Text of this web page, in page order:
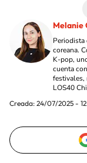
Melanie
Periodista
coreana.
K-pop,
cuenta
festivales,
LOS40
Creada: 24/07/2025 -